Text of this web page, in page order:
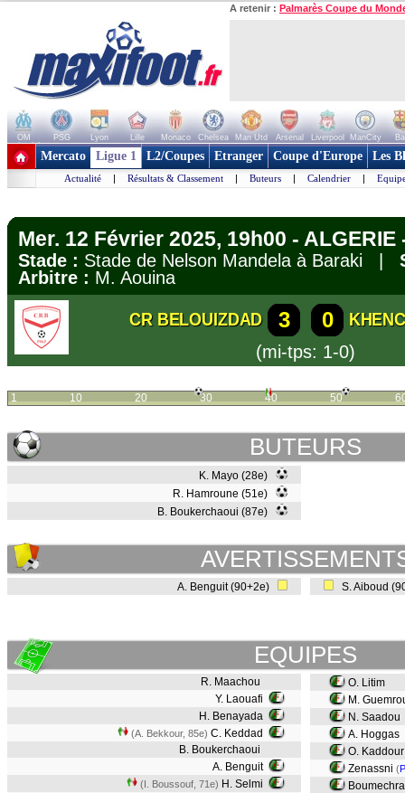
A retenir : Palmarès Coupe du
OM PSG Lyon Lille Monaco Chelsea Man Utd Arsenal Liverpool ManCity
+ de clubs
Mercato Ligue 1 L2/Coupes Etranger Coupe d'Europe Les
Actualité | Résultats & Classement | Buteurs | Calendrier |
Mer. 12 Février 2025, 19h00 -
Stade : Stade de Nelson Mandela à Baraki |
Arbitre : M. Aouina
CR BELOUIZDAD 3 0
(mi-tps: 1-0)
1 10 20 30 40 50
BUTEURS
K. Mayo (28e)
R. Hamroune (51e)
B. Boukerchaoui (87e)
A. Benguit (90+2e) S. Aiboud
EQUIPES
R. Maachou
Y. Laouafi
H. Benayada
(A. Bekkour, 85e) C. Keddad
B. Boukerchaoui
A. Benguit
(I. Boussouf, 71e) H. Selmi
O. Litim
M.
N. Saadou
A. Hoggas
O. Kaddour
Zenassni (